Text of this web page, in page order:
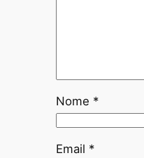
Nome *
Email *